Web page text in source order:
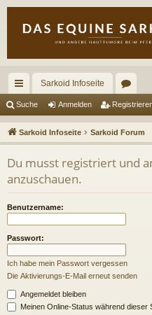
ch
ne
llz
ug
Sarkoid Infoseite
or
en
Suche Anmelden
Sarkoid Infoseite Sarkoid Forum
Du musst registriert und
anzuschauen.
Benutzername:
Passwort:
Ich habe mein Passwort vergessen
Die Aktivierungs-E-Mail erneut senden
Angemeldet bleiben
Meinen Online-Status während dieser